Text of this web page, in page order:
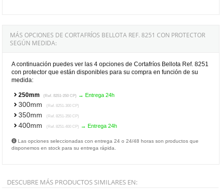
MÁS OPCIONES DE CORTAFRÍOS BELLOTA REF. 8251 CON PROTECTOR
SEGÚN MEDIDA:
A continuación puedes ver las 4 opciones de Cortafríos Bellota Ref. 8251
con protector que están disponibles para su compra en función de su
medida:
250mm (Ref. 8251-250 CP) → Entrega 24h
300mm (Ref. 8251-300 CP)
350mm (Ref. 8251-350 CP)
400mm (Ref. 8251-400 CP) → Entrega 24h
Las opciones seleccionadas con entrega 24 o 24/48 horas son productos que
disponemos en stock para su entrega rápida.
DESCUBRE MÁS PRODUCTOS SIMILARES EN: